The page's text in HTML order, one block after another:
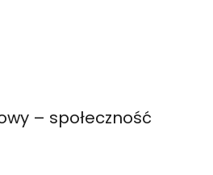
– społeczność